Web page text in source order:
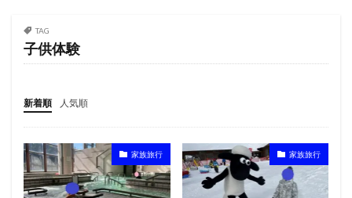
TAG
子供体験
新着順 人気順
家族旅行 家族旅行